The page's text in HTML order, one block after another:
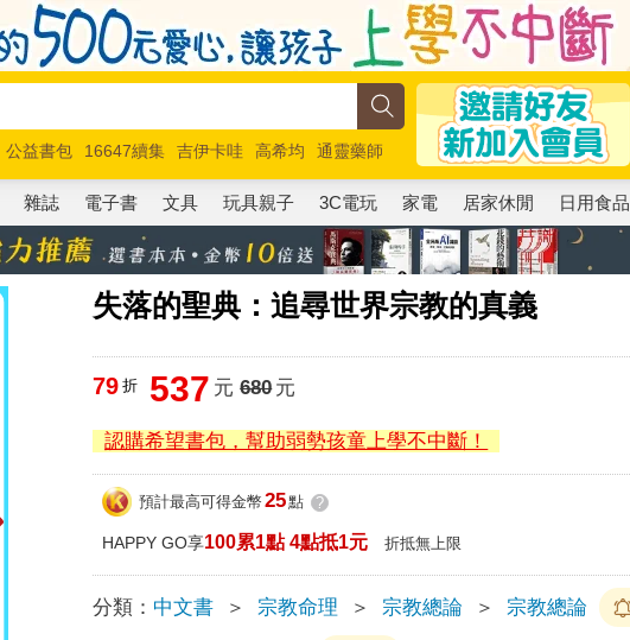
公益書包 16647續集 吉伊卡哇 高希均
通靈藥師
馬斯克 玩具總動員5 超慢跑
雜誌 電子書 文具 玩具親子 3C電玩 家電 居家休閒 日用食品
失落的聖典：追尋世界宗教的真義
79 折 537 元 680元
認購希望書包，幫助弱勢孩童上學不中斷！
預計最高可得金幣 25點 ?
HAPPY GO享100累1點 4點抵1元 折抵無上限
分類： 中文書 ＞ 宗教命理 ＞ 宗教總論 ＞ 宗教總論